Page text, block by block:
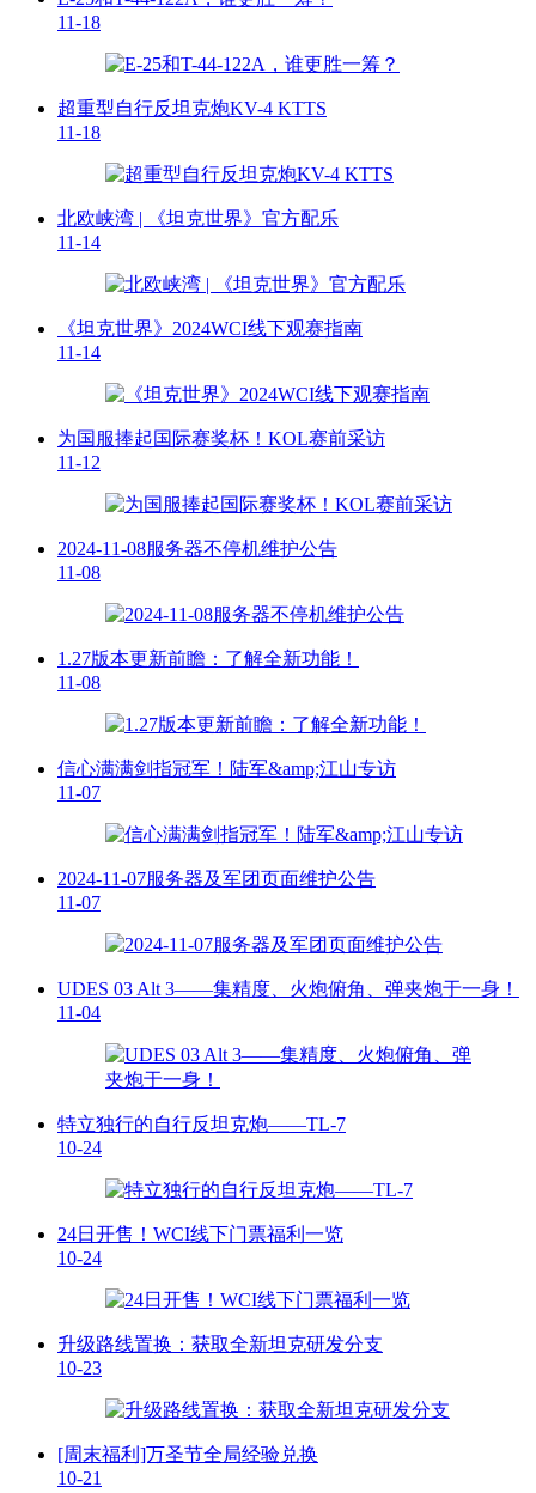
11-18
超重型自行反坦克炮KV-4 KTTS
11-18
北欧峡湾 | 《坦克世界》官方配乐
11-14
《坦克世界》2024WCI线下观赛指南
11-14
为国服捧起国际赛奖杯！KOL赛前采访
11-12
2024-11-08服务器不停机维护公告
11-08
1.27版本更新前瞻：了解全新功能！
11-08
信心满满剑指冠军！陆军&amp;江山专访
11-07
2024-11-07服务器及军团页面维护公告
11-07
UDES 03 Alt 3——集精度、火炮俯角、弹夹炮于一身！
11-04
特立独行的自行反坦克炮——TL-7
10-24
24日开售！WCI线下门票福利一览
10-24
升级路线置换：获取全新坦克研发分支
10-23
[周末福利]万圣节全局经验兑换
10-21